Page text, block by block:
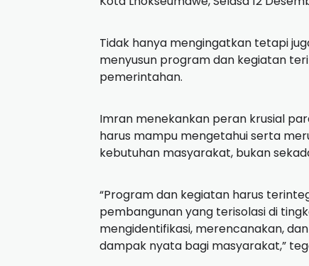
Tidak hanya mengingatkan tetapi
menyusun program dan kegiatan
pemerintahan.
Imran menekankan peran krusial
harus mampu mengetahui serta
kebutuhan masyarakat, bukan
“Program dan kegiatan harus
pembangunan yang terisolasi di
mengidentifikasi, merencanakan,
dampak nyata bagi masyarakat,”